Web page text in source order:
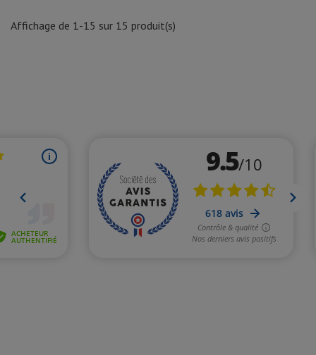
Affichage de 1-15 sur 15 produit(s)